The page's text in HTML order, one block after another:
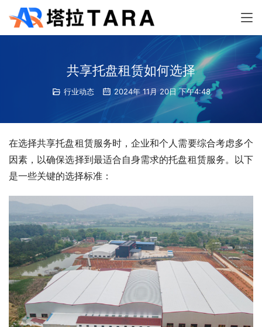
共享托盘租赁如何选择
行业动态 2024年 11月 20日 下午4:48
在选择共享托盘租赁服务时，企业和个人需要综合考虑多个
因素，以确保选择到最适合自身需求的托盘租赁服务。以下
是一些关键的选择标准：